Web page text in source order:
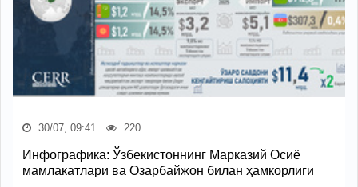
30/07, 09:41 220
Инфографика: Ўзбекистоннинг Марказий Осиё
мамлакатлари ва Озарбайжон билан ҳамкорлиги